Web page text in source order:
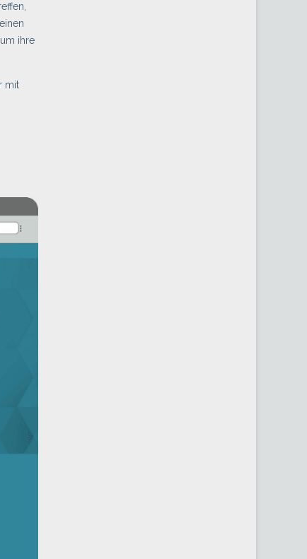
ihre
mit